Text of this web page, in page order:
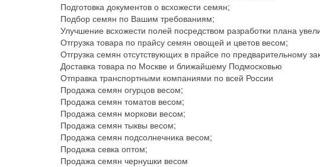
Подготовка документов о всхожести семян;
Подбор семян по Вашим требованиям;
Улучшение всхожести полей посредством разработки плана
Отгрузка товара по прайсу семян овощей и цветов весом;
Отгрузка семян отсутствующих в прайсе по предварительному
Доставка товара по Москве и ближайшему Подмосковью
Отправка транспортными компаниями по всей России
Продажа семян огурцов весом;
Продажа семян томатов весом;
Продажа семян моркови весом;
Продажа семян тыквы весом;
Продажа семян подсолнечника весом;
Продажа севка оптом;
Продажа семян чернушки весом